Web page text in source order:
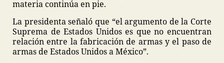
materia continúa en pie.
La presidenta señaló que “el argumento de la Corte
Suprema de Estados Unidos es que no encuentran
relación entre la fabricación de armas y el paso de
armas de Estados Unidos a México”.